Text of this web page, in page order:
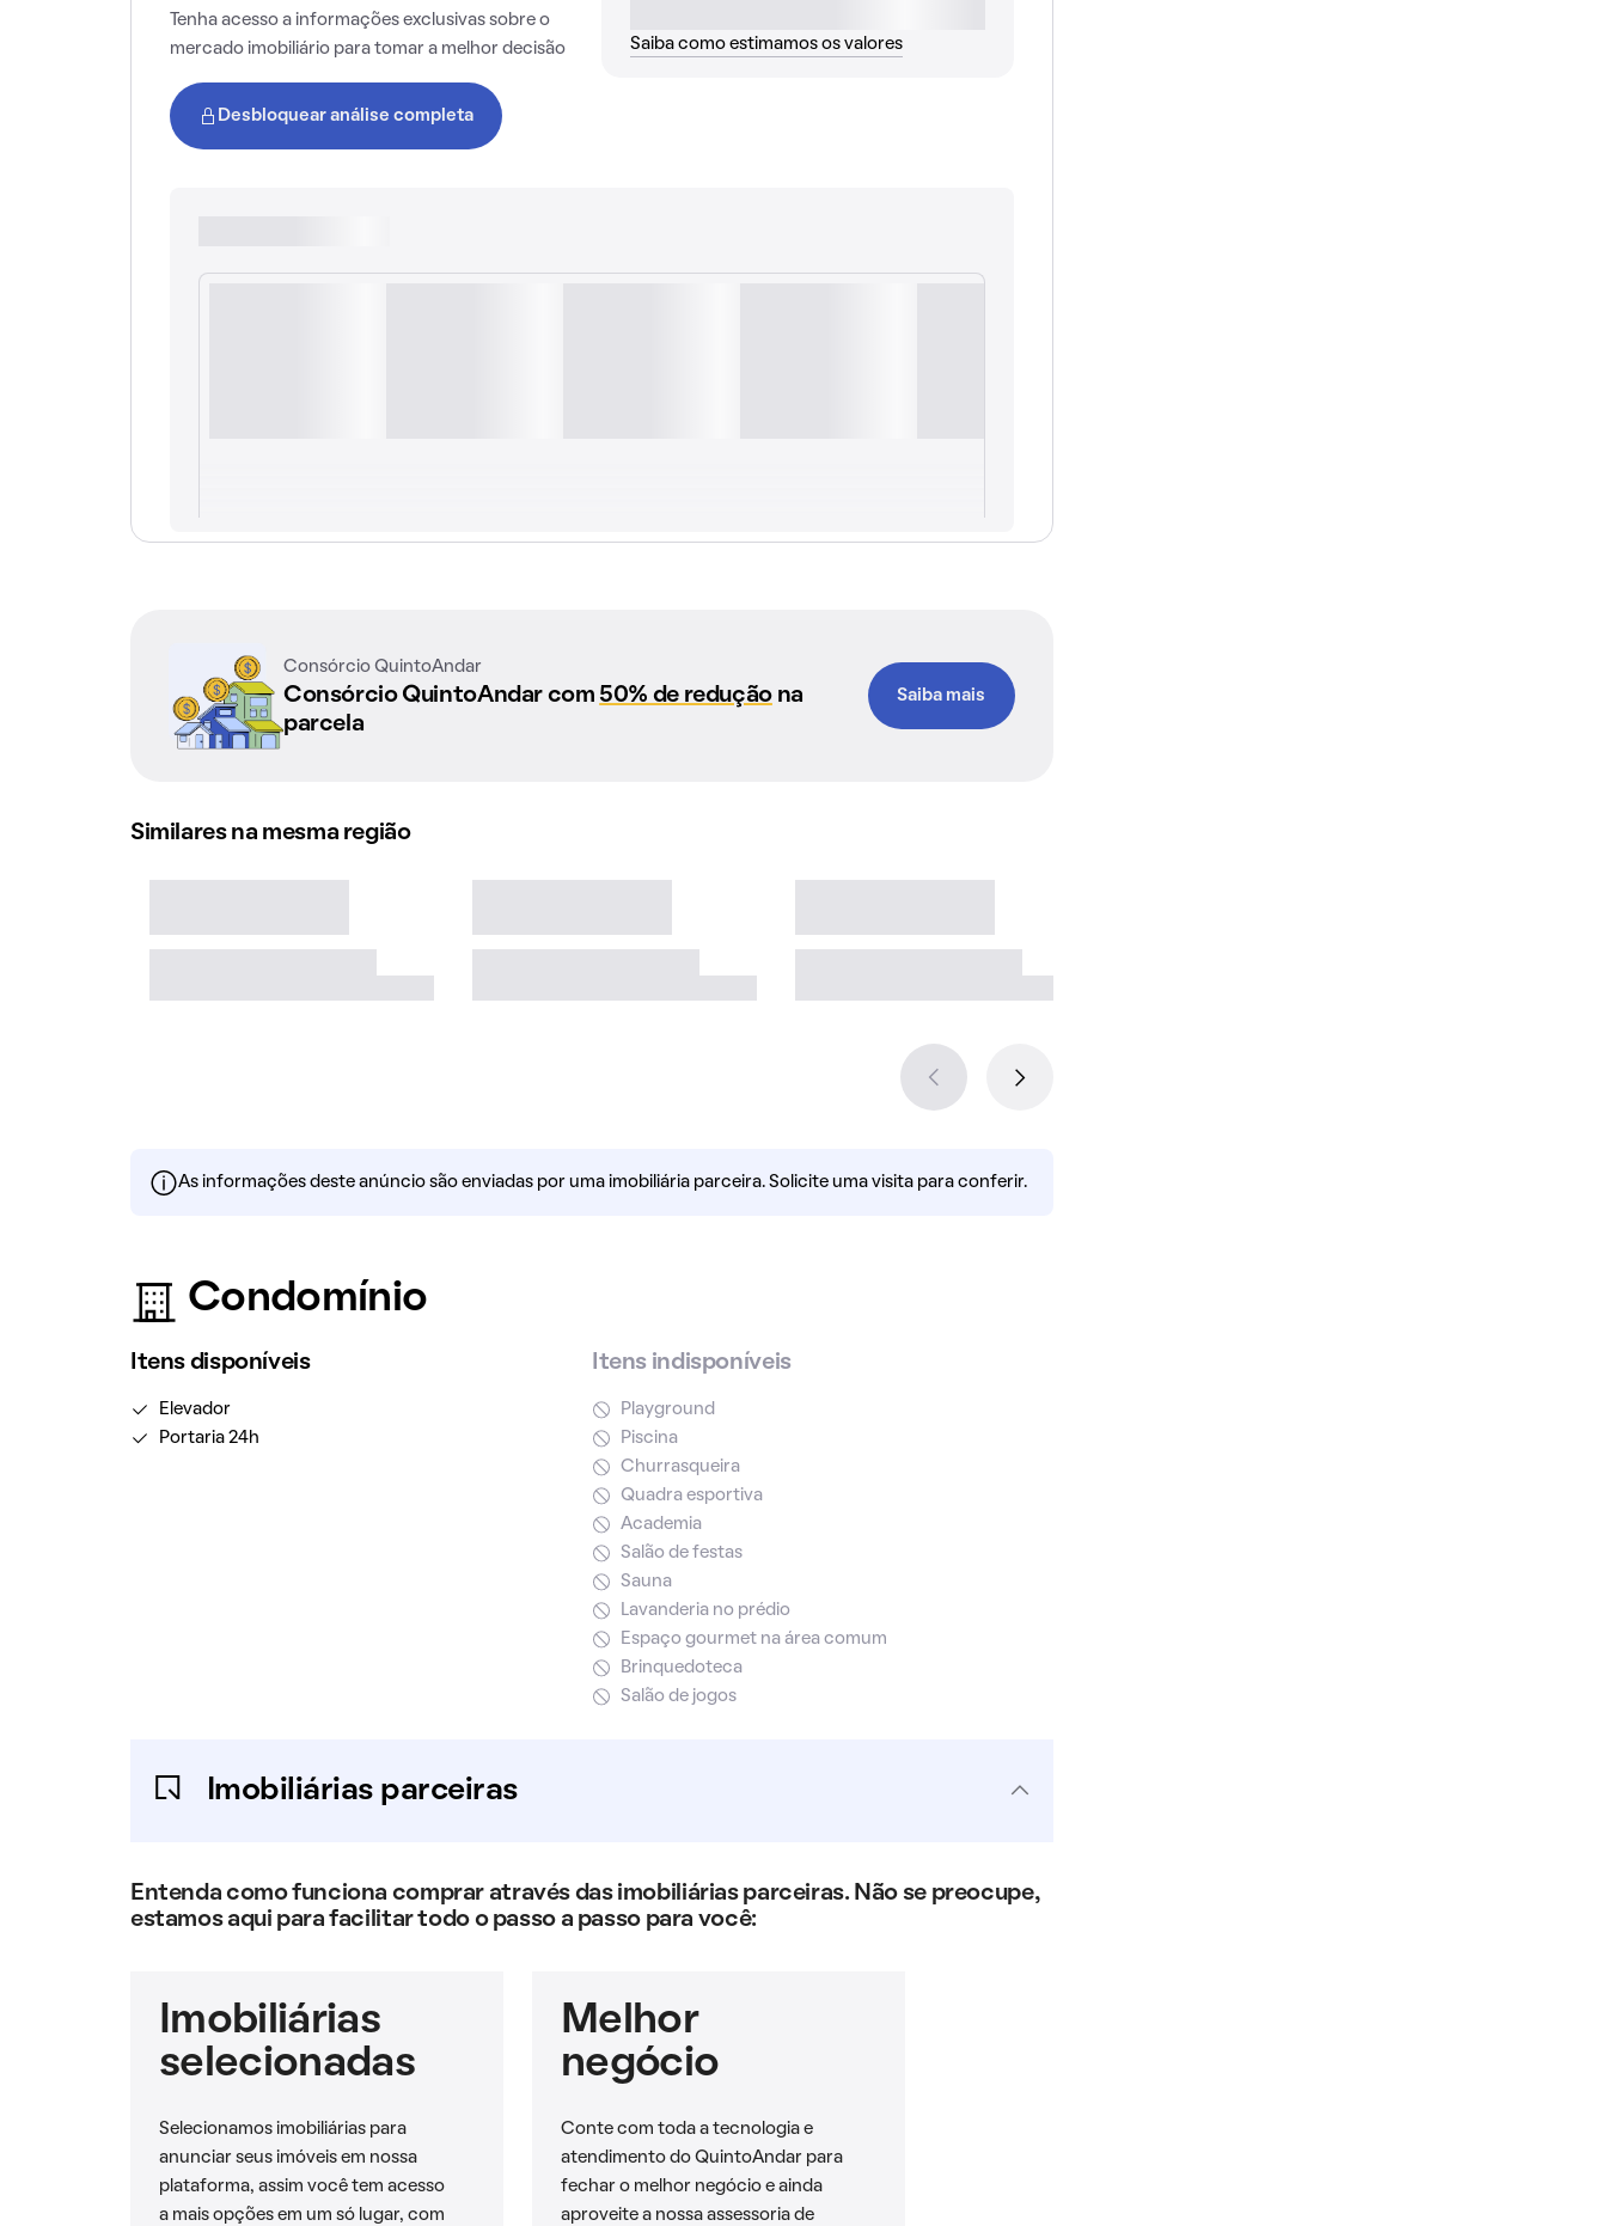
Tenha acesso a informações exclusivas sobre o
mercado imobiliário para tomar a melhor decisão
Desbloquear análise completa
Saiba como estimamos os valores
Consórcio QuintoAndar
Consórcio QuintoAndar com 50% de reduçãona
parcela
Saiba mais
Similares na mesma região
As informações deste anúncio são enviadas por uma imobiliária parceira. Solicite uma visita para conferir.
Condomínio
Itens disponíveis
Elevador
Portaria 24h
Itens indisponíveis
Playground
Piscina
Churrasqueira
Quadra esportiva
Academia
Salão de festas
Sauna
Lavanderia no prédio
Espaço gourmet na área comum
Brinquedoteca
Salão de jogos
Imobiliárias parceiras
Entenda como funciona comprar através das imobiliárias parceiras. Não se preocupe,
estamos aqui para facilitar todo o passo a passo para você:
Imobiliárias
selecionadas
Selecionamos imobiliárias para
anunciar seus imóveis em nossa
plataforma, assim você tem acesso
a mais opções em um só lugar, com
Melhor
negócio
Conte com toda a tecnologia e
atendimento do QuintoAndar para
fechar o melhor negócio e ainda
aproveite a nossa assessoria de